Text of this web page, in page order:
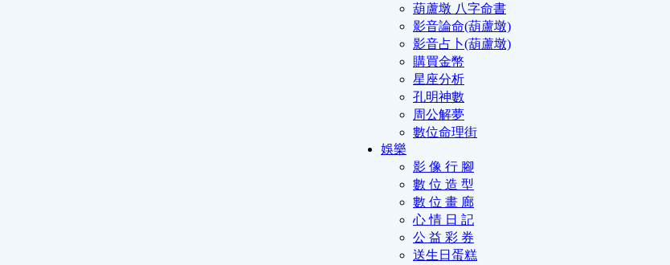
葫蘆墩 八字命書
影音論命(葫蘆墩)
影音占卜(葫蘆墩)
購買金幣
星座分析
孔明神數
周公解夢
數位命理街
娛樂
影 像 行 腳
數 位 造 型
數 位 畫 廊
心 情 日 記
公 益 彩 券
送生日蛋糕